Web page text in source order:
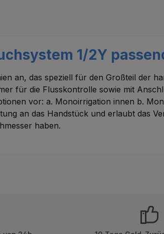
1/2Y
an, das speziell für den Großteil der
für die Flusskontrolle sowie mit
vor: a. Monoirrigation innen b.
an das Handstück und erlaubt das
haben.